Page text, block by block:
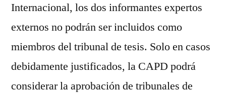
Internacional, los dos informantes expertos
externos no podrán ser incluidos como
miembros del tribunal de tesis. Solo en casos
debidamente justificados, la CAPD podrá
considerar la aprobación de tribunales de